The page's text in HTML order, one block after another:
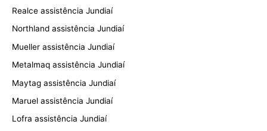
Realce assistência Jundiaí
Northland assistência Jundiaí
Mueller assistência Jundiaí
Metalmaq assistência Jundiaí
Maytag assistência Jundiaí
Maruel assistência Jundiaí
Lofra assistência Jundiaí